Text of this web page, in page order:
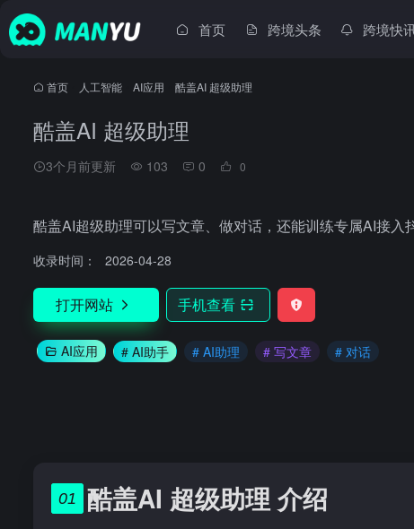
首页 跨境头条 跨境快
首页 人工智能 AI应用 酷盖AI 超级助理
酷盖AI 超级助理
3个月前更新 103 0 0
酷盖AI超级助理可以写文章、做对话，还能训练专属AI接入
收录时间： 2026-04-28
打开网站 手机查看
AI应用 # AI助手 # AI助理 # 写文章 # 对话
01 酷盖AI 超级助理 介绍